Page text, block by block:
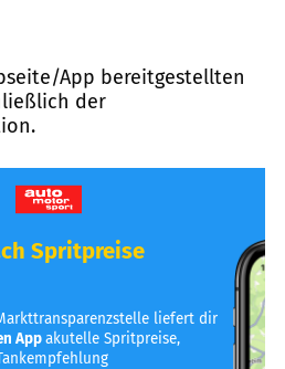
App bereitgestellten
der
Spritpreise
liefert dir
Appakutelle Spritpreise,